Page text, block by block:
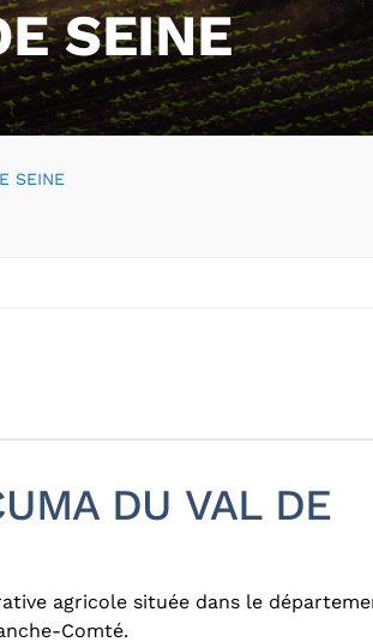
SEINE
SEINE
DU VAL DE
agricole située dans le
Comté.